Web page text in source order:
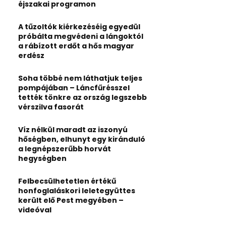
H
éjszakai programon
A tűzoltók kiérkezéséig egyedül
próbálta megvédeni a lángoktól
a rábízott erdőt a hős magyar
erdész
Soha többé nem láthatjuk teljes
pompájában – Láncfűrésszel
tették tönkre az ország legszebb
vérszilva fasorát
Víz nélkül maradt az iszonyú
hőségben, elhunyt egy kiránduló
a legnépszerűbb horvát
hegységben
Felbecsülhetetlen értékű
honfoglaláskori leletegyüttes
került elő Pest megyében –
videóval